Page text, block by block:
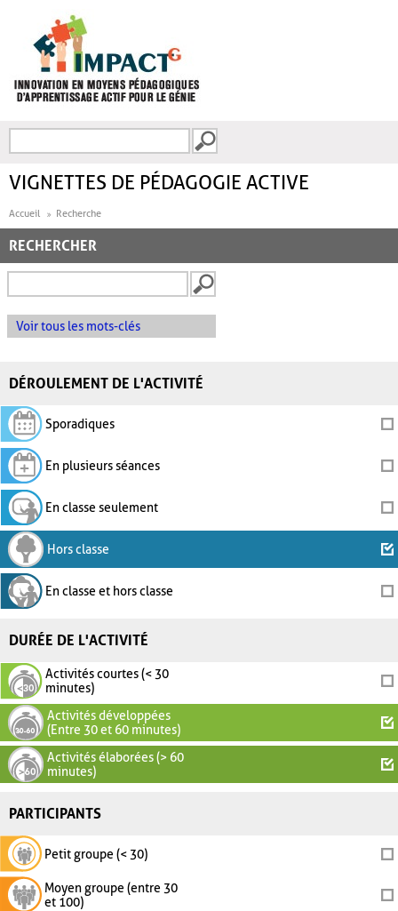
FORMULAIRE DE
VIGNETTES DE PÉDAGOGIE ACTIVE
Accueil Recherche
RECHERCHER
Voir tous les mots-clés
DÉROULEMENT DE L'ACTIVITÉ
Sporadiques
En plusieurs séances
En classe seulement
Hors classe
En classe et hors classe
DURÉE DE L'ACTIVITÉ
Activités courtes (< 30
minutes)
Activités développées
(Entre 30 et 60 minutes)
Activités élaborées (> 60
minutes)
PARTICIPANTS
Petit groupe (< 30)
Moyen groupe (entre 30
et 100)